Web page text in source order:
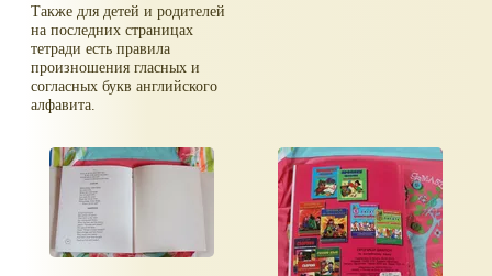
Также для детей и родителей
на последних страницах
тетради есть правила
произношения гласных и
согласных букв английского
алфавита.